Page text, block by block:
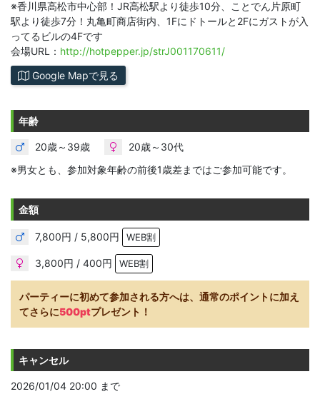
※香川県高松市中心部！JR高松駅より徒歩10分、ことでん片原町
駅より徒歩7分！丸亀町商店街内、1Fにドトールと2Fにガストが入
ってるビルの4Fです
会場URL： http://hotpepper.jp/strJ001170611/
Google Mapで見る
年齢
20歳～39歳
20歳～30代
※男女とも、参加対象年齢の前後1歳差まではご参加可能です。
金額
7,800円 / 5,800円 WEB割
3,800円 / 400円 WEB割
パーティーに初めて参加される方へは、通常のポイントに加え
てさらに500ptプレゼント！
キャンセル
2026/01/04 20:00 まで